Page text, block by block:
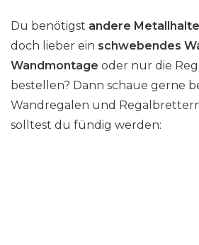
Du benötigst andere
doch lieber ein schwebendes
Wandmontage oder nur die
bestellen? Dann schaue gerne
Wandregalen und
solltest du fündig werden: